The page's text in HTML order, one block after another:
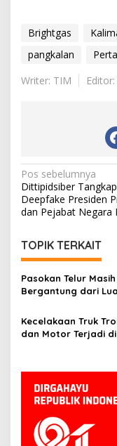
Brightgas
pangkalan
Writer: TIM
Navigasi
pos
Pos sebelumnya
Dittipidsiber
Deepfake Presiden
dan Pejabat Negara
TOPIK TERKAIT
Pasokan Telur Masih
Bergantung dari
Siapkan Peternak
Kecelakaan Truk
dan Motor Terjadi di